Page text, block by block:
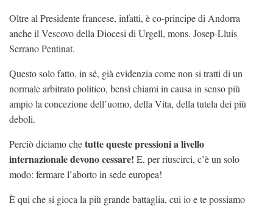
Oltre al Presidente francese, infatti, è co-principe di Andorra
anche il Vescovo della Diocesi di Urgell, mons. Josep-Lluis
Serrano Pentinat.
Questo solo fatto, in sé, già evidenzia come non si tratti di un
normale arbitrato politico, bensì chiami in causa in senso più
ampio la concezione dell’uomo, della Vita, della tutela dei più
deboli.
Perciò diciamo chetutte queste pressioni a livello
internazionale devono cessare! E, per riuscirci, c’è un solo
modo: fermare l’aborto in sede europea!
È qui che si gioca la più grande battaglia, cui io e te possiamo